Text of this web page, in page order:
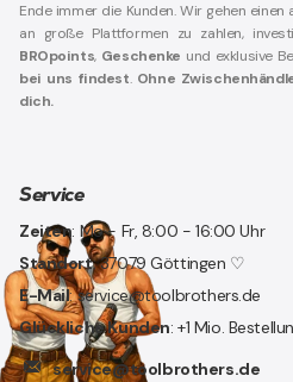
Ende immer die Kunden. Wir gehen
an große Plattformen zu zahlen,
BROpoints, Geschenke und exklusive
bei uns findest. Ohne
dich.
Service
Zeiten: Mo - Fr, 8:00 - 16:00 Uhr
Standort: 37079 Göttingen ♡
E-Mail: service@toolbrothers.de
Glückliche Kunden: +1 Mio.
service@toolbrothers.de